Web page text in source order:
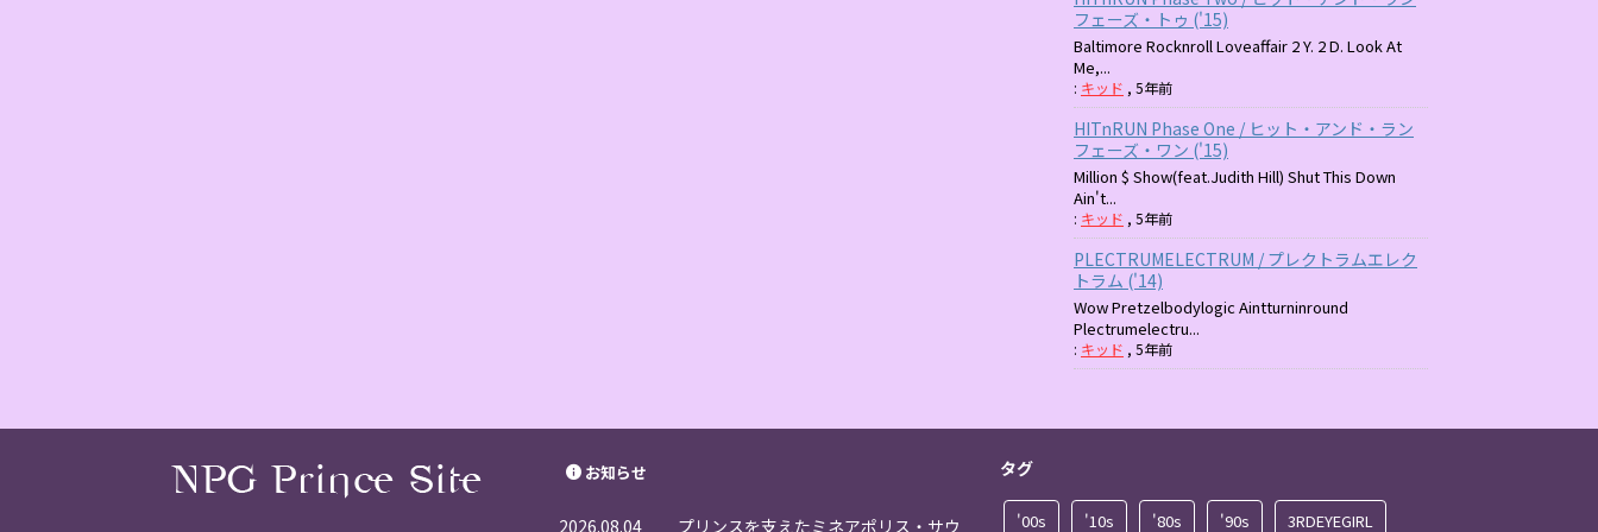
フェーズ・トゥ ('15)
Baltimore Rocknroll Loveaffair 2 Y. 2 D. Look At
Me,...
: キッド , 5年前
HITnRUN Phase One / ヒット・アンド・ラン
フェーズ・ワン ('15)
Million $ Show(feat.Judith Hill) Shut This Down
Ain't...
: キッド , 5年前
PLECTRUMELECTRUM / プレクトラムエレク
トラム ('14)
Wow Pretzelbodylogic Aintturninround
Plectrumelectru...
: キッド , 5年前
お知らせ
2026.08.04 プリンスを支えたミネアポリス・サウ
タグ
'00s '10s '80s '90s 3RDEYEGIRL